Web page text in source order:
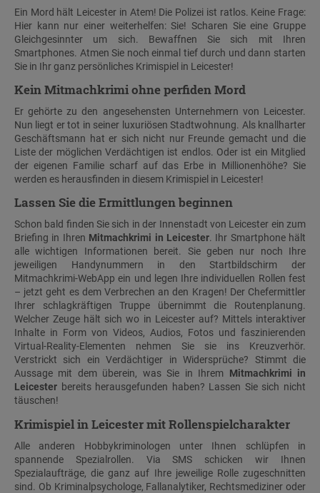
Ein Mord hält Leicester in Atem! Die Polizei ist ratlos. Keine Frage:
Hier kann nur einer weiterhelfen: Sie! Scharen Sie eine Gruppe
Gleichgesinnter um sich. Bewaffnen Sie sich mit Ihren
Smartphones. Atmen Sie noch einmal tief durch und dann starten
Sie in Ihr ganz persönliches Krimispiel in Leicester!
Kein Mitmachkrimi ohne perfiden Mord
Er gehörte zu den angesehensten Unternehmern von Leicester.
Nun liegt er tot in seiner luxuriösen Stadtwohnung. Als knallharter
Geschäftsmann hat er sich nicht nur Freunde gemacht und die
Liste der möglichen Verdächtigen ist endlos. Oder ist ein Mitglied
der eigenen Familie scharf auf das Erbe in Millionenhöhe? Sie
werden es herausfinden in diesem Krimispiel in Leicester!
Lassen Sie die Ermittlungen beginnen
Schon bald finden Sie sich in der Innenstadt von Leicester ein zum
Briefing in Ihren Mitmachkrimi in Leicester. Ihr Smartphone hält
alle wichtigen Informationen bereit. Sie geben nur noch Ihre
jeweiligen Handynummern in den Startbildschirm der
Mitmachkrimi-WebApp ein und legen Ihre individuellen Rollen fest
– jetzt geht es dem Verbrechen an den Kragen! Der Chefermittler
Ihrer schlagkräftigen Truppe übernimmt die Routenplanung.
Welcher Zeuge hält sich wo in Leicester auf? Mittels interaktiver
Inhalte in Form von Videos, Audios, Fotos und faszinierenden
Virtual-Reality-Elementen nehmen Sie sie ins Kreuzverhör.
Verstrickt sich ein Verdächtiger in Widersprüche? Stimmt die
Aussage mit dem überein, was Sie in Ihrem Mitmachkrimi in
Leicester bereits herausgefunden haben? Lassen Sie sich nicht
täuschen!
Krimispiel in Leicester mit Rollenspielcharakter
Alle anderen Hobbykriminologen unter Ihnen schlüpfen in
spannende Spezialrollen. Via SMS schicken wir Ihnen
Spezialaufträge, die ganz auf Ihre jeweilige Rolle zugeschnitten
sind. Ob Kriminalpsychologe, Fallanalytiker, Rechtsmediziner oder